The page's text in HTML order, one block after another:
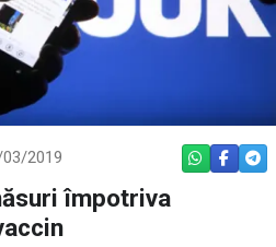
2019 WHATSAPP
împotriva